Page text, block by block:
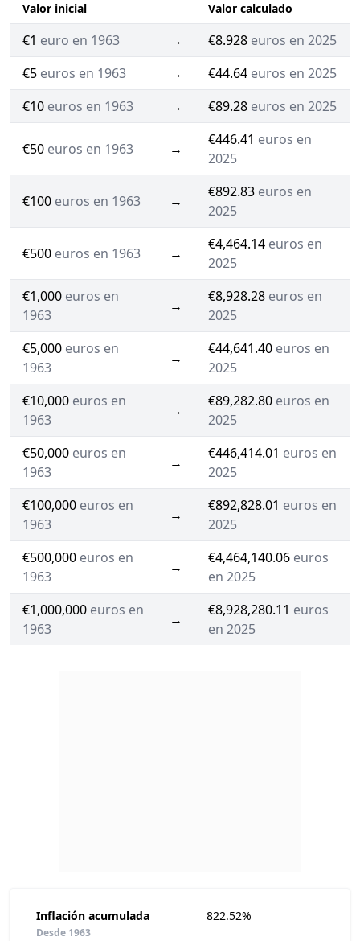
Valor inicial Valor calculado
€1 euro en 1963 → €8.928 euros en 2025
€5 euros en 1963 → €44.64 euros en 2025
€10 euros en 1963 → €89.28 euros en 2025
€50 euros en 1963 →
€446.41 euros en
2025
€100 euros en 1963 →
€892.83 euros en
2025
€500 euros en 1963 →
€4,464.14 euros en
2025
€1,000 euros en
1963
→
€8,928.28 euros en
2025
€5,000 euros en
1963
→
€44,641.40 euros en
2025
€10,000 euros en
1963
→
€89,282.80 euros en
2025
€50,000 euros en
1963
→
€446,414.01 euros en
2025
€100,000 euros en
1963
→
€892,828.01 euros en
2025
€500,000 euros en
1963
→
€4,464,140.06 euros
en 2025
€1,000,000 euros en
1963
→
€8,928,280.11 euros
en 2025
Inflación acumulada
Desde 1963
822.52%